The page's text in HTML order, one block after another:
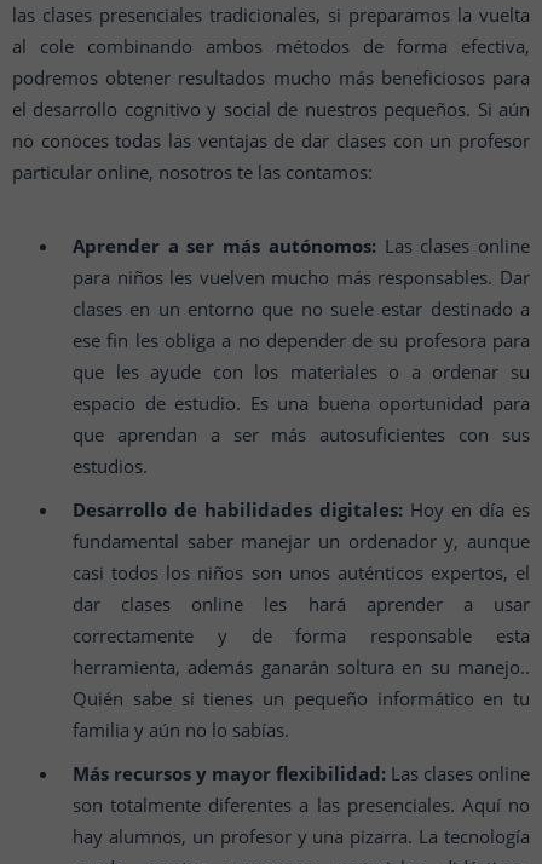
las clases presenciales tradicionales, si preparamos la vuelta
al cole combinando ambos métodos de forma efectiva,
podremos obtener resultados mucho más beneficiosos para
el desarrollo cognitivo y social de nuestros pequeños. Si aún
no conoces todas las ventajas de dar clases con un profesor
particular online, nosotros te las contamos:
Aprender a ser más autónomos:Las clases online
para niños les vuelven mucho más responsables. Dar
clases en un entorno que no suele estar destinado a
ese fin les obliga a no depender de su profesora para
que les ayude con los materiales o a ordenar su
espacio de estudio. Es una buena oportunidad para
que aprendan a ser más autosuficientes con sus
estudios.
Desarrollo de habilidades digitales: Hoy en día es
fundamental saber manejar un ordenador y, aunque
casi todos los niños son unos auténticos expertos, el
dar clases online les hará aprender a usar
correctamente y de forma responsable esta
herramienta, además ganarán soltura en su manejo..
Quién sabe si tienes un pequeño informático en tu
familia y aún no lo sabías.
Más recursos y mayor flexibilidad: Las clases online
son totalmente diferentes a las presenciales. Aquí no
hay alumnos, un profesor y una pizarra. La tecnología